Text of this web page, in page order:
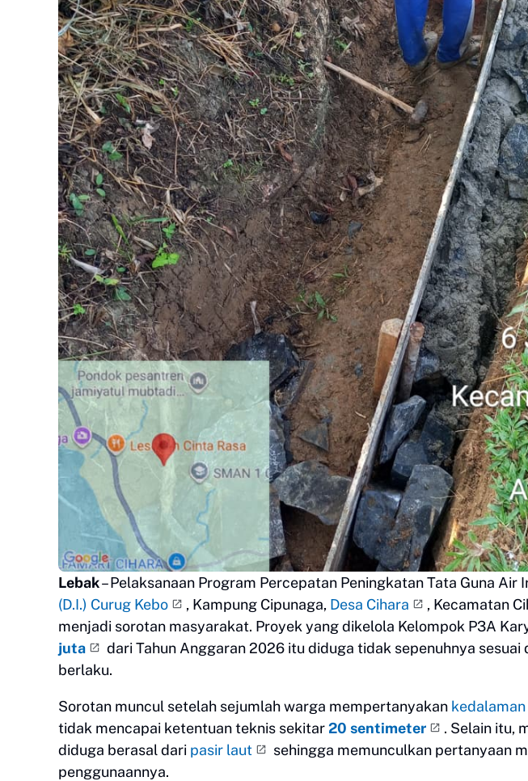
Lebak– Pelaksanaan Program Percepatan Peningkatan Tata Guna Air
(D.I.) Curug Kebo
, Kampung Cipunaga, Desa Cihara
, Kecamatan
menjadi sorotan masyarakat. Proyek yang dikelola Kelompok P3A
juta
dari Tahun Anggaran 2026 itu diduga tidak sepenuhnya sesuai
berlaku.
Sorotan muncul setelah sejumlah warga mempertanyakan
tidak mencapai ketentuan teknis sekitar20 sentimeter
. Selain itu,
diduga berasal dari pasir laut
sehingga memunculkan pertanyaan
penggunaannya.